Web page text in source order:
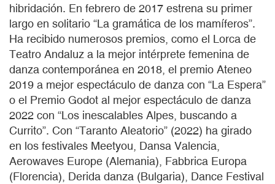
hibridación. En febrero de 2017 estrena su primer
largo en solitario “La gramática de los mamíferos”.
Ha recibido numerosos premios, como el Lorca de
Teatro Andaluz a la mejor intérprete femenina de
danza contemporánea en 2018, el premio Ateneo
2019 a mejor espectáculo de danza con “La Espera”
o el Premio Godot al mejor espectáculo de danza
2022 con “Los inescalables Alpes, buscando a
Currito”. Con “Taranto Aleatorio” (2022) ha girado
en los festivales Meetyou, Dansa Valencia,
Aerowaves Europe (Alemania), Fabbrica Europa
(Florencia), Derida danza (Bulgaria), Dance Festival